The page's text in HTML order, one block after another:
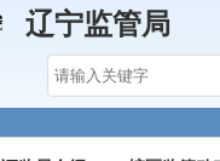
辽宁监管局